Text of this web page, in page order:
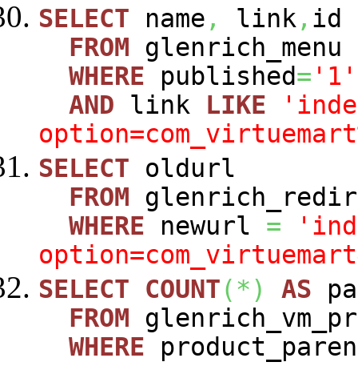
SELECT name , link, id
FROM glenrich_menu
WHERE published= '1'
AND link LIKE
SELECT oldurl
FROM
WHERE newurl =
SELECT
COUNT(*) AS
FROM
WHERE